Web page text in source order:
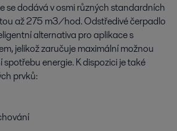
se dodává v osmi různých standardních
až 275 m3/hod. Odstředivé čerpadlo
alternativa pro aplikace s
jelikož zaručuje maximální možnou
energie. K dispozici je také
prvků: